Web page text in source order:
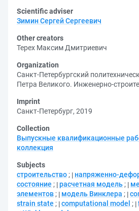
Scientific adviser
Зимин Сергей Сергеевич
Other creators
Терех Максим Дмитриевич
Organization
Санкт-Петербургский
Петра Великого. Инженерно-
Imprint
Санкт-Петербург, 2019
Collection
Выпускные квалификационные
коллекция
Subjects
строительство ;
напряженно-
состояние ; расчетная модель ;
элементов ; модель Винклера ;
strain state ; computational model ;